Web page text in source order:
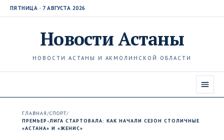
ПЯТНИЦА · 7 АВГУСТА 2026
НовостиАстаны
НОВОСТИ АСТАНЫ И АКМОЛИНСКОЙ ОБЛАСТИ
ГЛАВНАЯ/СПОРТ/
ПРЕМЬЕР-ЛИГА СТАРТОВАЛА: КАК НАЧАЛИ СЕЗОН СТОЛИЧНЫЕ
«АСТАНА» И «ЖЕНИС»